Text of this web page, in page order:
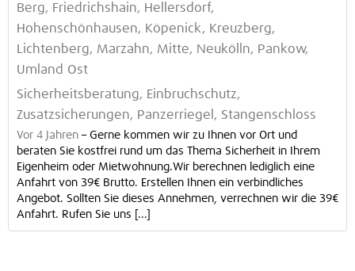
Berg, Friedrichshain, Hellersdorf,
Hohenschönhausen, Köpenick, Kreuzberg,
Lichtenberg, Marzahn, Mitte, Neukölln, Pankow,
Umland Ost
Sicherheitsberatung, Einbruchschutz,
Zusatzsicherungen, Panzerriegel, Stangenschloss
Vor 4 Jahren – Gerne kommen wir zu Ihnen vor Ort und
beraten Sie kostfrei rund um das Thema Sicherheit in Ihrem
Eigenheim oder Mietwohnung.Wir berechnen lediglich eine
Anfahrt von 39€ Brutto. Erstellen Ihnen ein verbindliches
Angebot. Sollten Sie dieses Annehmen, verrechnen wir die 39€
Anfahrt. Rufen Sie uns [...]